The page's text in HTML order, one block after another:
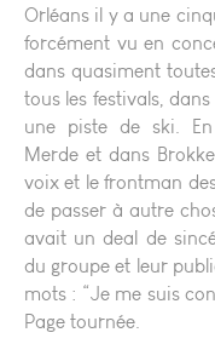
Orléans il y a une
forcément vu en
dans quasiment
tous les festivals,
une piste de ski.
Merde et dans
voix et le frontman
de passer à autre
avait un deal de
du groupe et leur
mots : “Je me suis
Page tournée.